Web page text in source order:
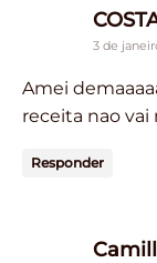
3 de
Amei
receita nao vai
Responder